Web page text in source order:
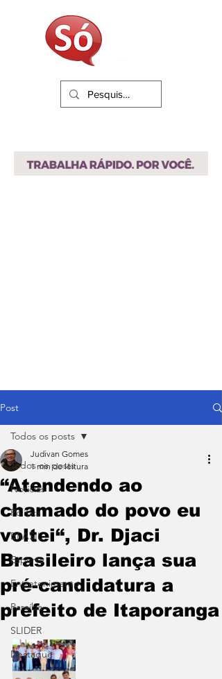
Post
Todos os posts
Notícias
Política
BRASIL
Esporte
Entretenimento
Paraíba
SLIDER
Destaque
Todos os posts
“Atendendo ao
chamado do povo eu
voltei“, Dr. Djaci
Brasileiro lança sua
pré-candidatura a
prefeito de Itaporanga
Judivan Gomes
1 min de leitura